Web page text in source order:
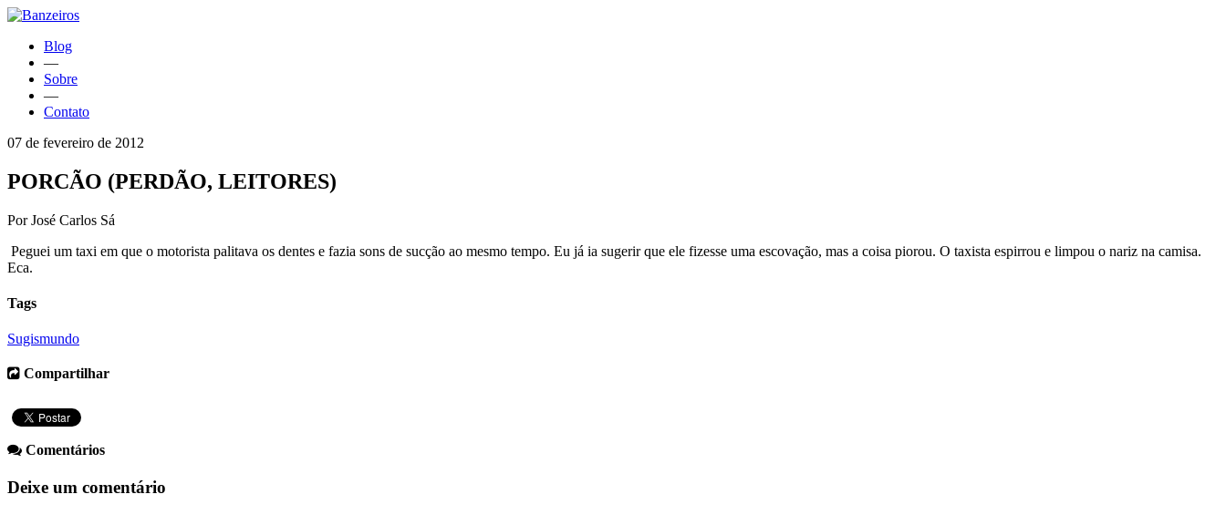
Blog
—
Sobre
—
Contato
07 de fevereiro de 2012
PORCÃO (PERDÃO, LEITORES)
Por José Carlos Sá
Peguei um taxi em que o motorista palitava os dentes e fazia sons de sucção ao mesmo tempo. Eu já ia sugerir que ele fizesse uma escovação, mas a coisa piorou. O taxista espirrou e limpou o nariz na camisa.
Eca.
Tags
Sugismundo
Compartilhar
Comentários
Deixe um comentário